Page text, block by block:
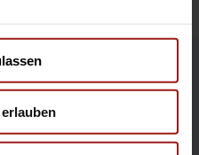
Abbildungen enthalten
die nicht zum
Wir behalten